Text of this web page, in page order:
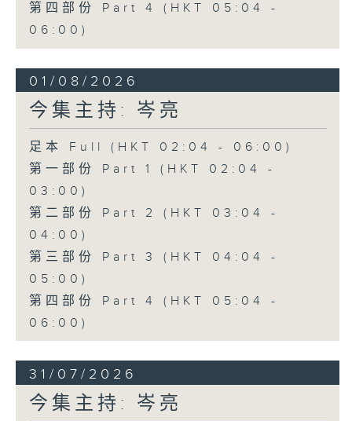
第四部份 Part 4 (HKT 05:04 -
06:00)
01/08/2026
今集主持: 岑亮
足本 Full (HKT 02:04 - 06:00)
第一部份 Part 1 (HKT 02:04 -
03:00)
第二部份 Part 2 (HKT 03:04 -
04:00)
第三部份 Part 3 (HKT 04:04 -
05:00)
第四部份 Part 4 (HKT 05:04 -
06:00)
31/07/2026
今集主持: 岑亮